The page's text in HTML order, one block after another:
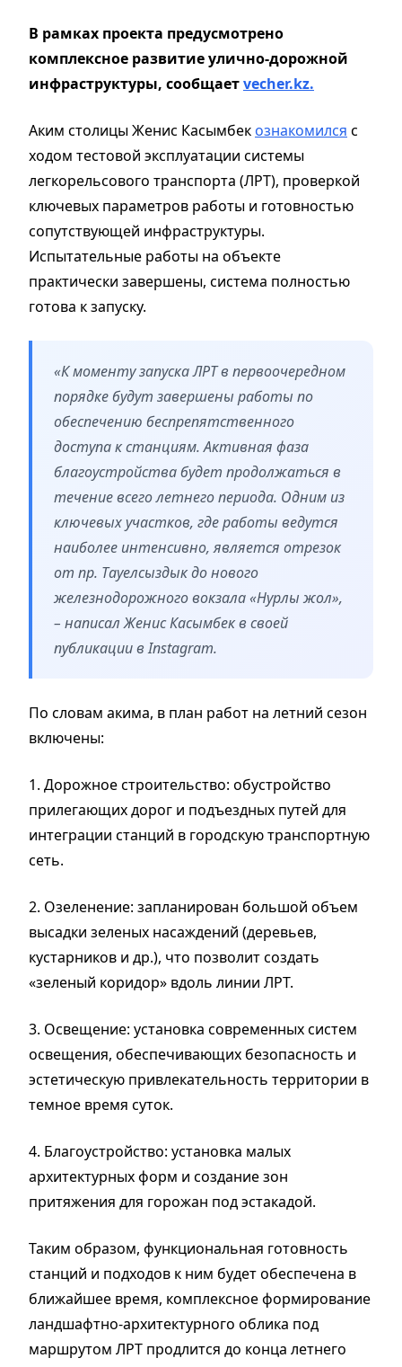
В рамках проекта предусмотрено
комплексное развитие улично-дорожной
инфраструктуры, сообщаетvecher.kz.
Аким столицы Женис Касымбек ознакомился с
ходом тестовой эксплуатации системы
легкорельсового транспорта (ЛРТ), проверкой
ключевых параметров работы и готовностью
сопутствующей инфраструктуры.
Испытательные работы на объекте
практически завершены, система полностью
готова к запуску.
«К моменту запуска ЛРТ в первоочередном
порядке будут завершены работы по
обеспечению беспрепятственного
доступа к станциям. Активная фаза
благоустройства будет продолжаться в
течение всего летнего периода. Одним из
ключевых участков, где работы ведутся
наиболее интенсивно, является отрезок
от пр. Тауелсыздык до нового
железнодорожного вокзала «Нурлы жол»,
– написал Женис Касымбек в своей
публикации в Instagram.
По словам акима, в план работ на летний сезон
включены:
1. Дорожное строительство: обустройство
прилегающих дорог и подъездных путей для
интеграции станций в городскую транспортную
сеть.
2. Озеленение: запланирован большой объем
высадки зеленых насаждений (деревьев,
кустарников и др.), что позволит создать
«зеленый коридор» вдоль линии ЛРТ.
3. Освещение: установка современных систем
освещения, обеспечивающих безопасность и
эстетическую привлекательность территории в
темное время суток.
4. Благоустройство: установка малых
архитектурных форм и создание зон
притяжения для горожан под эстакадой.
Таким образом, функциональная готовность
станций и подходов к ним будет обеспечена в
ближайшее время, комплексное формирование
ландшафтно-архитектурного облика под
маршрутом ЛРТ продлится до конца летнего